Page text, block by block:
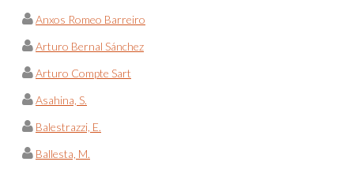
Anxos Romeo Barreiro
Arturo Bernal Sánchez
Arturo Compte Sart
Asahina, S.
Balestrazzi, E.
Ballesta, M.